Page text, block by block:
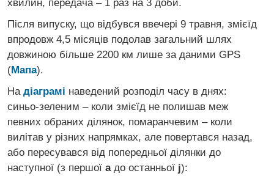
хвилин, передача – 1 раз на 3 доби.
Після випуску, що відбувся ввечері 9 травня, змієїд
впродовж 4,5 місяців подолав загальний шлях
довжиною більше 2200 км лише за даними GPS
(Мапа).
На діаграмі наведений розподіл часу в днях:
синьо-зеленим – коли змієїд не полишав меж
певних обраних ділянок, помаранчевим – коли
вилітав у різних напрямках, але повертався назад,
або пересувався від попередньої ділянки до
наступної (з першої aдо останньої j):